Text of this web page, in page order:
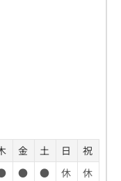
金 土 日
祝
● ● 休
休